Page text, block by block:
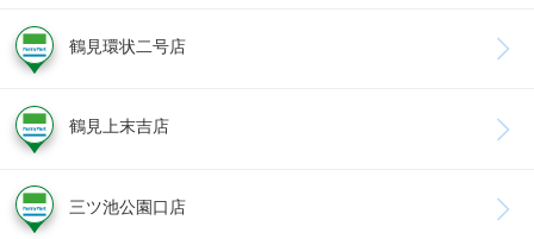
鶴見環状二号店
鶴見上末吉店
三ツ池公園口店